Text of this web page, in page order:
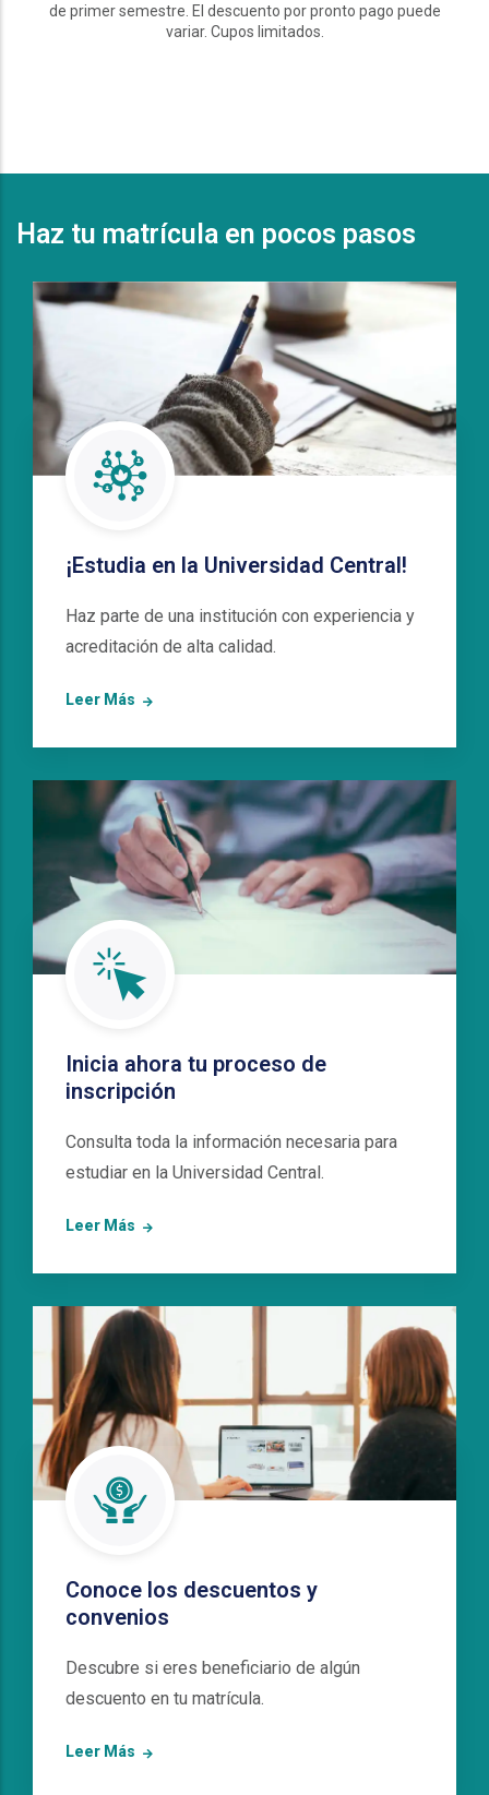
de primer semestre. El descuento por pronto pago puede
variar. Cupos limitados.
Haz tu matrícula en pocos pasos
¡Estudia en la Universidad Central!
Haz parte de una institución con experiencia y
acreditación de alta calidad.
Leer Más
Inicia ahora tu proceso de
inscripción
Consulta toda la información necesaria para
estudiar en la Universidad Central.
Leer Más
Conoce los descuentos y
convenios
Descubre si eres beneficiario de algún
descuento en tu matrícula.
Leer Más